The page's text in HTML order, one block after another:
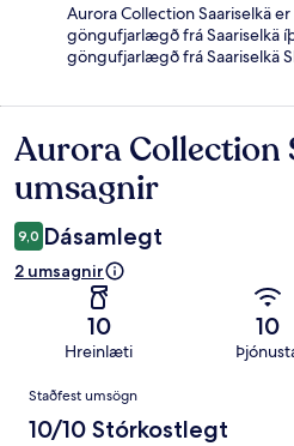
Aurora Collection Saariselkä
göngufjarlægð frá Saariselkä
göngufjarlægð frá Saariselkä
Umsagnir
Aurora Collection
umsagnir
9,0 Dásamlegt
2 umsagnir
10
Hreinlæti
10
Umsagnir
Staðfest umsögn
10/10 Stórkostlegt